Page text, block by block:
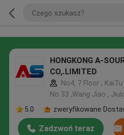
HONGKONG A-
CO,.LIMITED
No4, 7 Floor ,
No 33 ,Wang Jiao ,
5.0
zweryfikowane
Zadzwoń teraz